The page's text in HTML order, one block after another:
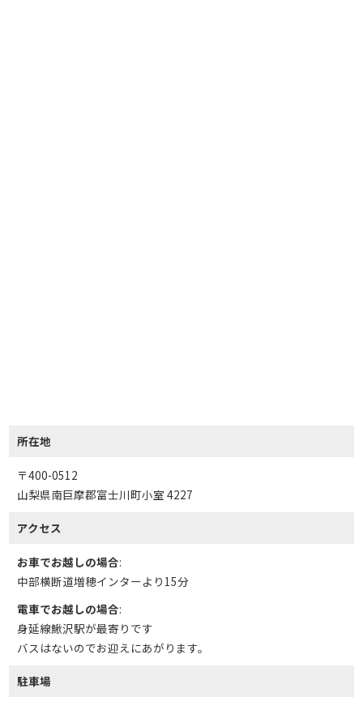
所在地
〒400-0512
山梨県南巨摩郡富士川町小室 4227
アクセス
お車でお越しの場合:
中部横断道増穂インターより15分
電車でお越しの場合:
身延線鰍沢駅が最寄りです
バスはないのでお迎えにあがります。
駐車場